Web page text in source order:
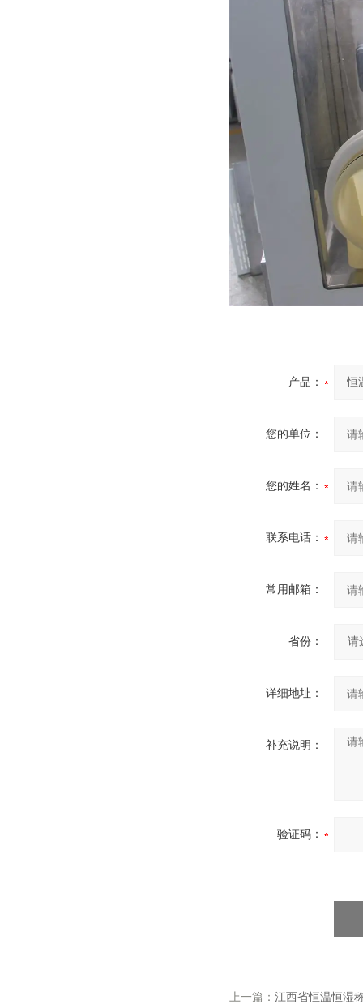
产品：
您的单位：
您的姓名：
联系电话：
常用邮箱：
省份：
详细地址：
补充说明：
验证码：
上一篇： 江西省恒温恒湿